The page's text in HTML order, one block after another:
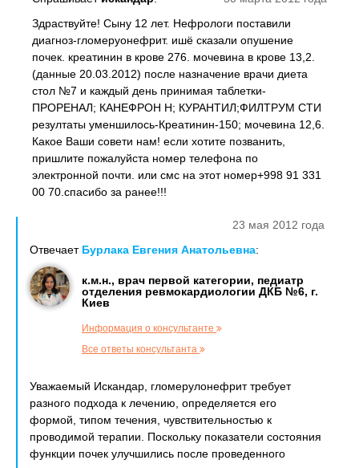
Здраствуйте! Сыну 12 лет. Нефрологи поставили
диагноз-гломеруонефрит. ишё сказали опушение
почек. креатинин в крове 276. мочевина в крове 13,2.
(данные 20.03.2012) после назначение врачи диета
стол №7 и каждый день принимая таблетки-
ПРОРЕНАЛ; КАНЕФРОН Н; КУРАНТИЛ;ФИЛТРУМ СТИ
резултаты уменшилось-Креатинин-150; мочевина 12,6.
Какое Ваши совети нам! если хотите позванить,
пришлите пожалуйста номер телефона по
электронной почти. или смс на этот номер+998 91 331
00 70.спасибо за ранее!!!
23 мая 2012 года
Отвечает Бурлака Евгения Анатольевна:
к.м.н., врач первой категории, педиатр
отделения ревмокардиологии ДКБ №6, г.
Киев
Информация о консультанте
Все ответы консультанта
Уважаемый Искандар, гломерулонефрит требует
разного подхода к лечению, определяется его
формой, типом течения, чувствительностью к
проводимой терапии. Поскольку показатели состояния
функции почек улучшились после проведенного